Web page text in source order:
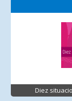
Diez